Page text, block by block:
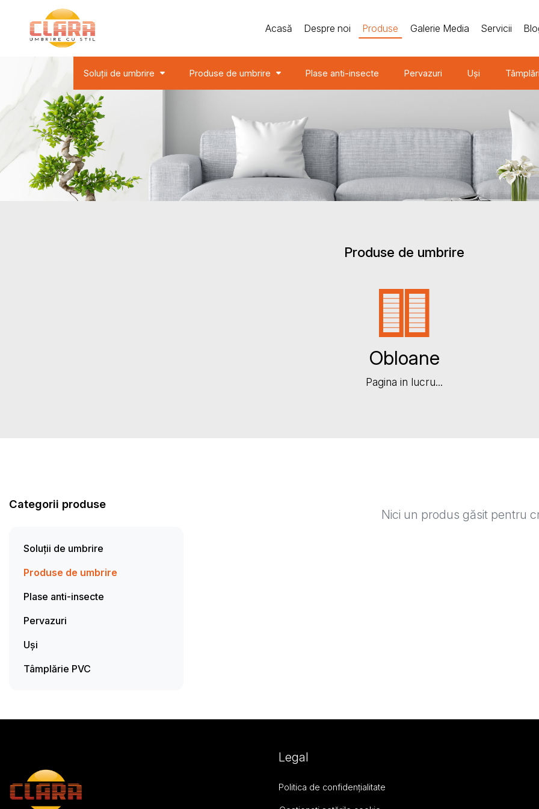
Acasă Despre noi Produse Galerie Media Servicii
Soluții de umbrire Produse de umbrire Plase anti-insecte Pervazuri Uși
Produse de umbrire
Obloane
Pagina in lucru...
Categorii produse
Soluții de umbrire
Produse de umbrire
Plase anti-insecte
Pervazuri
Uși
Tâmplărie PVC
Nici un produs găsit pentru
Legal
Politica de confidențialitate